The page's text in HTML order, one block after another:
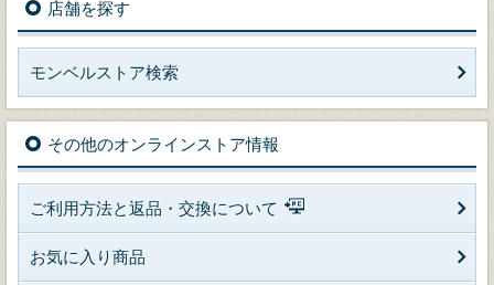
店舗を探す
モンベルストア検索
その他のオンラインストア情報
ご利用方法と返品・交換について
お気に入り商品